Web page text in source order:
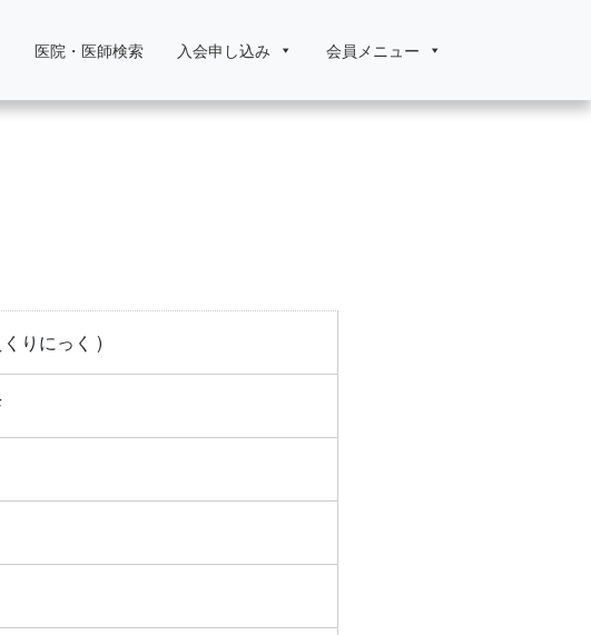
医院・医師検索 入会申し込み 会員メニュー
りにっく )